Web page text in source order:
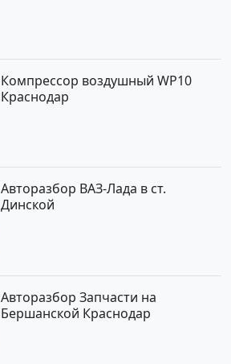
Компрессор воздушный WP10
Краснодар
Авторазбор ВАЗ-Лада в ст.
Динской
Авторазбор Запчасти на
Бершанской Краснодар